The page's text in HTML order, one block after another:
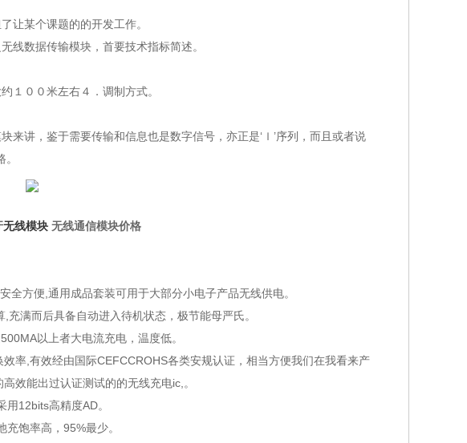
某个课题的的开发工作。
数据传输模块，首要技术指标简述。
００米左右４．调制方式。
讲，鉴于需要传输和信息也是数字信号，亦正是‘ｌ’序列，而且或者说
无线模块 无线通信模块价格
方便,通用成品套装可用于大部分小电子产品无线供电。
满而后具备自动进入待机状态，极节能母严氏。
以上者大电流充电，温度低。
,有效经由国际CEFCCROHS各类安规认证，相当方便我们在我看来产
效能出过认证测试的的无线充电ic,。
12bits高精度AD。
饱率高，95%最少。